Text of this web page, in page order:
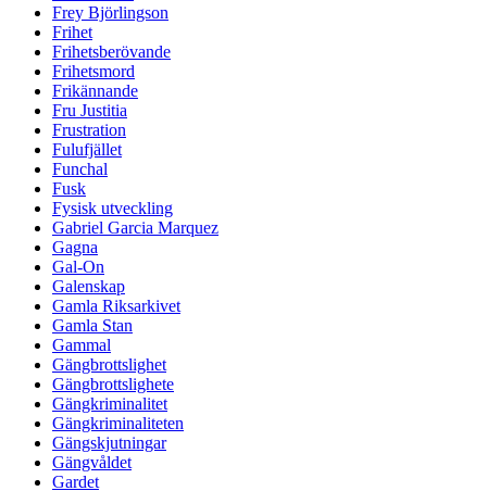
Frey Björlingson
Frihet
Frihetsberövande
Frihetsmord
Frikännande
Fru Justitia
Frustration
Fulufjället
Funchal
Fusk
Fysisk utveckling
Gabriel Garcia Marquez
Gagna
Gal-On
Galenskap
Gamla Riksarkivet
Gamla Stan
Gammal
Gängbrottslighet
Gängbrottslighete
Gängkriminalitet
Gängkriminaliteten
Gängskjutningar
Gängvåldet
Gardet